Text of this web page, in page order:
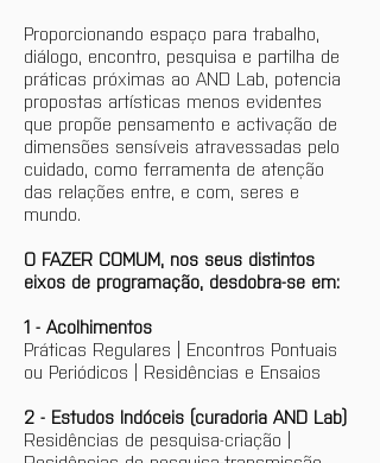
Proporcionando espaço para trabalho,
diálogo, encontro, pesquisa e partilha de
práticas próximas ao AND Lab, potencia
propostas artísticas menos evidentes
que propõe pensamento e activação de
dimensões sensíveis atravessadas pelo
cuidado, como ferramenta de atenção
das relações entre, e com, seres e
mundo.
O FAZER COMUM, nos seus distintos
eixos de programação, desdobra-se em:
1 - Acolhimentos
Práticas Regulares | Encontros Pontuais
ou Periódicos | Residências e Ensaios
2 - Estudos Indóceis (curadoria AND Lab)
Residências de pesquisa-criação |